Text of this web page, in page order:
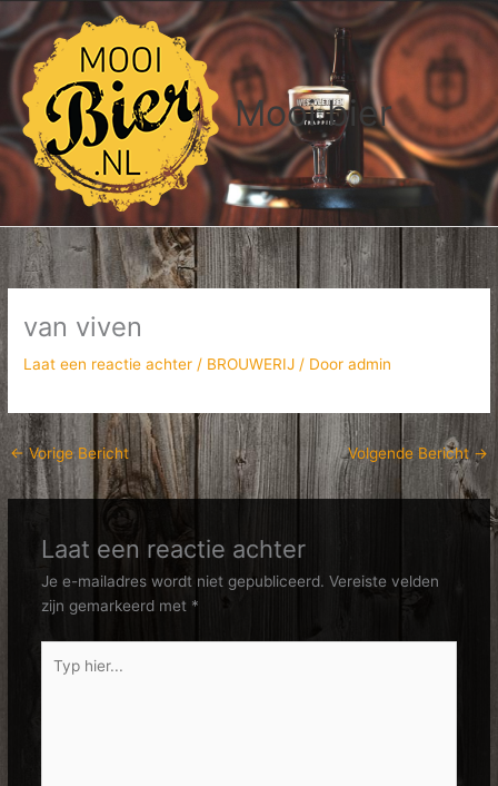
naar
de
inhoud
Mooi bier
van viven
Laat een reactie achter / BROUWERIJ / Dooradmin
←Vorige Bericht Volgende Bericht→
Laat een reactie achter
Je e-mailadres wordt niet gepubliceerd. Vereiste velden
zijn gemarkeerd met *
hier...